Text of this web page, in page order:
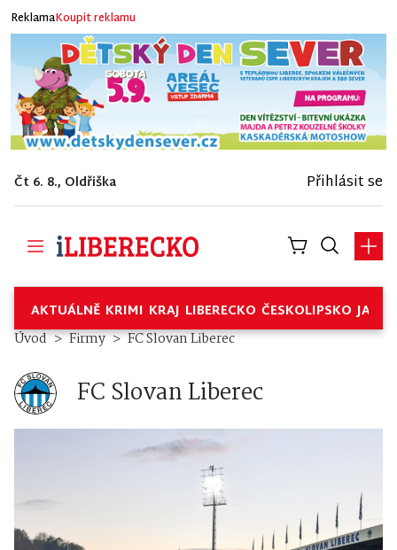
ReklamaKoupit reklamu
Čt 6. 8., Oldřiška Přihlásit se
AKTUÁLNĚ KRIMI KRAJ LIBERECKO ČESKOLIPSKO
FC Slovan Liberec – Firmy
Úvod Firmy FC Slovan Liberec
FC Slovan Liberec